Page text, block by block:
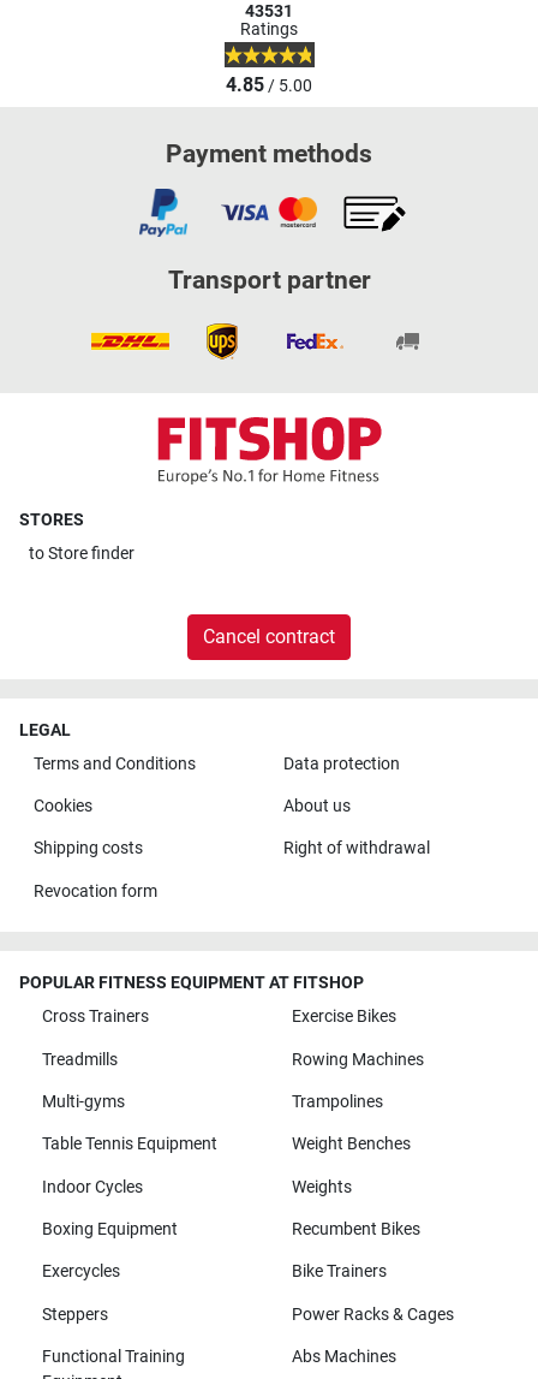
43531
Ratings
4.85/ 5.00
Payment methods
Transport partner
STORES
toStore finder
Cancel contract
LEGAL
Terms and Conditions
Data protection
Cookies About us
Shipping costs Right of withdrawal
Revocation form
POPULAR FITNESS EQUIPMENT AT FITSHOP
Cross Trainers
Exercise Bikes
Treadmills Rowing Machines
Multi-gyms Trampolines
Table Tennis Equipment Weight Benches
Indoor Cycles Weights
Boxing Equipment Recumbent Bikes
Exercycles Bike Trainers
Steppers Power Racks & Cages
Functional Training
Abs Machines